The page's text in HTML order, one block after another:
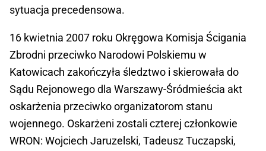
sytuacja precedensowa.
16 kwietnia 2007 roku Okręgowa Komisja Ścigania
Zbrodni przeciwko Narodowi Polskiemu w
Katowicach zakończyła śledztwo i skierowała do
Sądu Rejonowego dla Warszawy-Śródmieścia akt
oskarżenia przeciwko organizatorom stanu
wojennego. Oskarżeni zostali czterej członkowie
WRON: Wojciech Jaruzelski, Tadeusz Tuczapski,